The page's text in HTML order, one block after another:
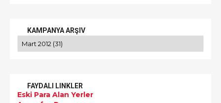
KAMPANYA ARŞIV
FAYDALI LINKLER
Eski Para Alan Yerler